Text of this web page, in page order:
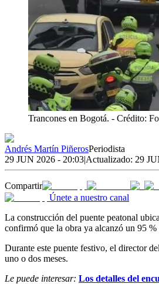
Trancones en Bogotá. - Crédito:
Andrés Martín PiñerosPeriodista
29 JUN 2026 - 20:03|Actualizado: 29
Compartir
Únete a nuestro canal
La construcción del puente peatonal
confirmó que la obra ya alcanzó un 95 %
Durante este puente festivo, el director
uno o dos meses.
Le puede interesar: Los detalles del